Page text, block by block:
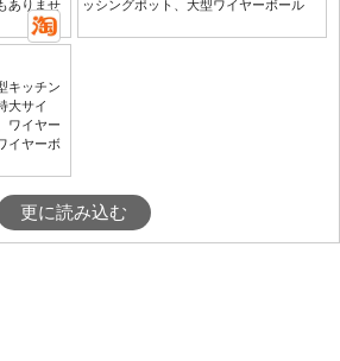
ありませ
ッシングポット、大型ワイヤーボール
キッチン
大サイ
ワイヤー
イヤーボ
更に読み込む